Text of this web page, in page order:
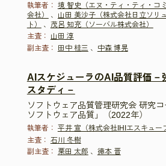
執筆者： 境 智史（エヌ・ティ・ティ・コ
会社）
、 山田 美沙子（株式会社日立ソリ
ト）
、 茂呂 知充（ソーバル株式会社）
主査：
山田 淳
副主査：
田中 桂三 、 中森 博晃
AIスケジューラのAI品質評価－
スタディ－
ソフトウェア品質管理研究会 研究
ソフトウェア品質」（2022年）
執筆者： 平井 宣（株式会社IHIエスキュー
主査： 石川 冬樹
副主査：
栗田 太郎 、 徳本 晋